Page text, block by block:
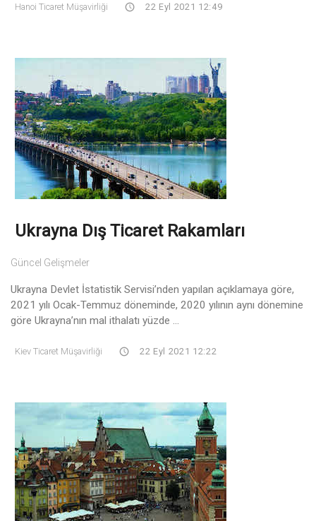
Hanoi Ticaret Müşavirliği 22 Eyl 2021 12:49
Ukrayna Dış Ticaret Rakamları
Güncel Gelişmeler
Ukrayna Devlet İstatistik Servisi’nden yapılan açıklamaya göre,
2021 yılı Ocak-Temmuz döneminde, 2020 yılının aynı dönemine
göre Ukrayna’nın mal ithalatı yüzde ...
Kiev Ticaret Müşavirliği 22 Eyl 2021 12:22